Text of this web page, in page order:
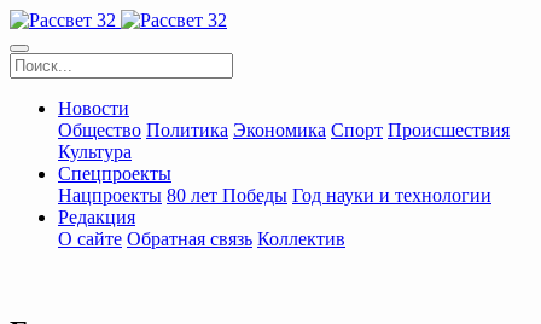
Новости
Общество Политика Экономика Спорт Происшествия
Культура
Спецпроекты
Нацпроекты 80 лет Победы Год науки и технологии
Редакция
О сайте Обратная связь Коллектив